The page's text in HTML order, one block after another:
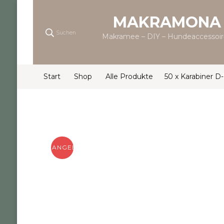
Suchen
MAKRAMONA
Makramee – DIY –
Start Shop Alle Produkte 50 x Karabiner
ANGEBOT!